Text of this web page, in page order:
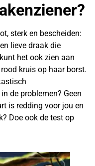
sterk en bescheiden:
lieve draak die
het ook zien aan
kruis op haar borst.
de problemen? Geen
is redding voor jou en
Doe ook de test op